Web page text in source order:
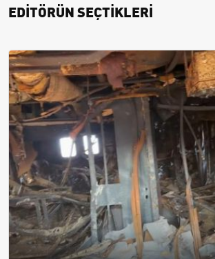
EDİTÖRÜN SEÇTİKLERİ